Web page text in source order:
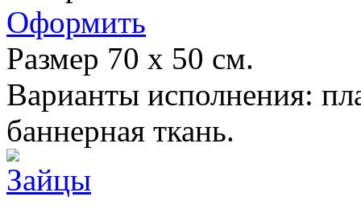
Оформить
Размер 70 х 50 см.
Варианты исполнения:
баннерная ткань.
Зайцы